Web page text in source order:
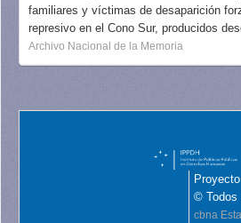
familiares y víctimas de desaparición
represivo en el Cono Sur, producidos
Archivo Nacional de la Memoria
© Todos
cbna